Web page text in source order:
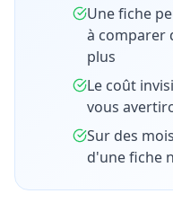
Une fiche
à comparer
plus
Le coût
vous
Sur des
d'une fiche